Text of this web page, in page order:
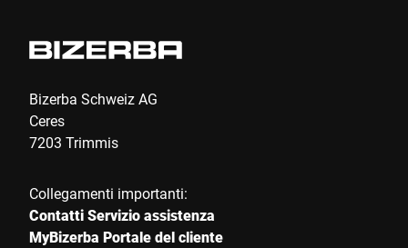
Bizerba Schweiz AG
Ceres
7203 Trimmis
Collegamenti importanti:
Contatti Servizio assistenza
MyBizerba Portale del cliente